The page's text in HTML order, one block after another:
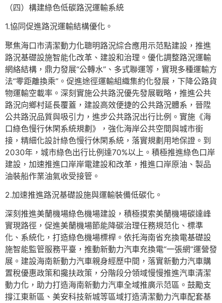
（四）構建綠色低碳路況運輸系統
1.協同促進路況運輸結構優化。
聚焦海口市清潔動力化聰明路況綜合應用示范點建設，推進
路況基礎設施智能化改革、建設和治理。優化調整路況運輸
網絡結構，鼎力發展“公轉水”、多式聯運等，實現多種運輸方
法“零距離換乘”。促進途徑運輸組織集約化發展，下降公路貨
物運輸空載率。深刻實施公共路況優先發展戰略，推進公共
路況向鄉村延長覆蓋，建設高效便捷的公共路況體系，晉陞
公共路況品質與吸引力，進步公共路況出行比例。實施《海
口綠色慢行休閑系統規劃》，強化海岸公共空間與城市銜
接，精細化設計綠色慢行休閑系統，落實規劃用地保證。到
2030年，城市綠色出行比例達70%以上。積極推進綠色口岸
建設，加速推進口岸岸電建設和改革，推進口岸原油、製品
油裝船作業油氣收受接管。
2.加速推進路況基礎設施與運輸裝備低碳化。
深刻推進美蘭機場綠色機場建設，積極摸索美蘭機場碳達峰
實現路徑，促進美蘭機場節能降碳治理任務規范化、標準
化、系統化，打造綠色機場標桿。依托海南省充換電基礎設
施智能監管服務平臺，推動新動力汽車充換電“一張網”運營發
展。建設海南新動力汽車親身經歷中間，落實新動力汽車購
置稅優惠政策和攙扶政策，分階段分領域慢慢推進汽車清潔
動力化，助力打造海南新動力汽車全域推廣示范區。鼓勵支
撐江東新區、美安科技新城等區域打造清潔動力汽車配套基